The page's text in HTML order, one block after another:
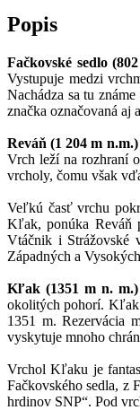
Popis
Fačkovské sedlo
Vystupuje medzi
Nachádza sa tu
značka označovaná aj
Reváň (1 204 m n.m.)
Vrch leží na rozhraní
vrcholy, čomu však
Veľkú časť vrchu
Kľak, ponúka Reváň
Vtáčnik i Strážovské
Západných a
Kľak (1351 m n. m.)
okolitých pohorí. Kľak
1351 m. Rezervácia
vyskytuje mnoho
Vrchol Kľaku je
Fačkovského sedla, z
hrdinov SNP“. Pod